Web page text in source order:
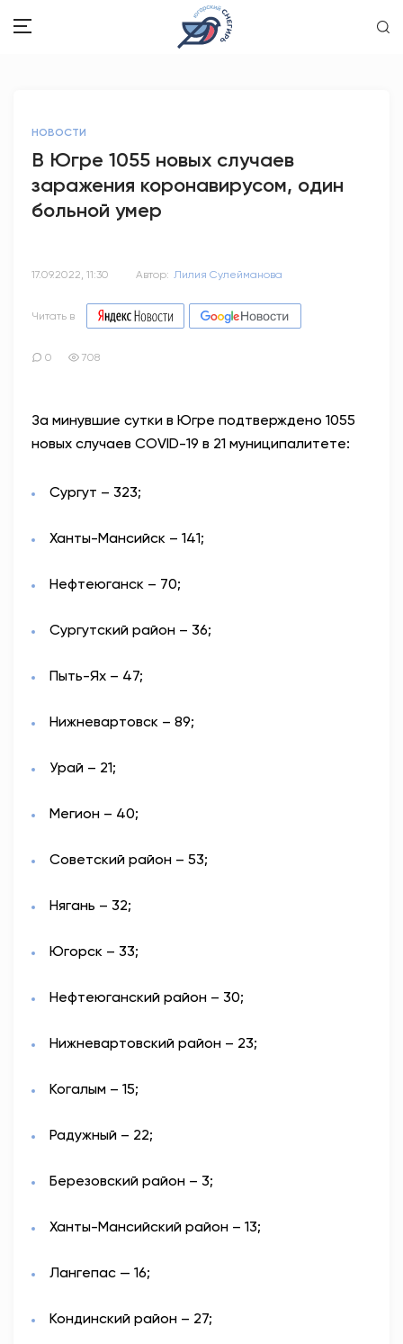
ОБРАЗОВАНИЕ
КУЛЬТУРА
СПОРТ
АНТИТЕРРОР
НОВОСТИ
В Югре 1055 новых случаев
заражения коронавирусом, один
больной умер
17.09.2022, 11:30 Автор: Лилия Сулейманова
Читать в
0 708
За минувшие сутки в Югре подтверждено 1055
новых случаев COVID-19 в 21 муниципалитете:
Сургут – 323;
Ханты-Мансийск – 141;
Нефтеюганск – 70;
Сургутский район – 36;
Пыть-Ях – 47;
Нижневартовск – 89;
Урай – 21;
Мегион – 40;
Советский район – 53;
Нягань – 32;
Югорск – 33;
Нефтеюганский район – 30;
Нижневартовский район – 23;
Когалым – 15;
Радужный – 22;
Березовский район – 3;
Ханты-Мансийский район – 13;
Лангепас — 16;
Кондинский район – 27;